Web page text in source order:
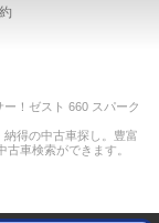
！ゼスト 660 スパーク
得の中古車探し。豊富
車検索ができます。